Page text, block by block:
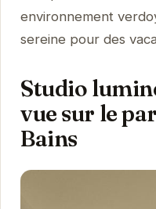
environnement
sereine pour des
Studio
vue sur le
Bains